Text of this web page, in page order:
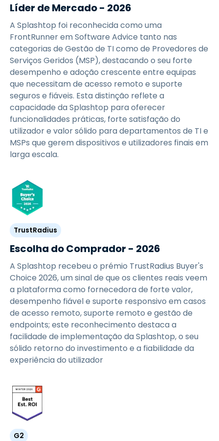
Líder de Mercado - 2026
A Splashtop foi reconhecida como uma
FrontRunner em Software Advice tanto nas
categorias de Gestão de TI como de Provedores de
Serviços Geridos (MSP), destacando o seu forte
desempenho e adoção crescente entre equipas
que necessitam de acesso remoto e suporte
seguros e fiáveis. Esta distinção reflete a
capacidade da Splashtop para oferecer
funcionalidades práticas, forte satisfação do
utilizador e valor sólido para departamentos de TI e
MSPs que gerem dispositivos e utilizadores finais em
larga escala.
TrustRadius
Escolha do Comprador - 2026
A Splashtop recebeu o prémio TrustRadius Buyer's
Choice 2026, um sinal de que os clientes reais veem
a plataforma como fornecedora de forte valor,
desempenho fiável e suporte responsivo em casos
de acesso remoto, suporte remoto e gestão de
endpoints; este reconhecimento destaca a
facilidade de implementação da Splashtop, o seu
sólido retorno do investimento e a fiabilidade da
experiência do utilizador
G2